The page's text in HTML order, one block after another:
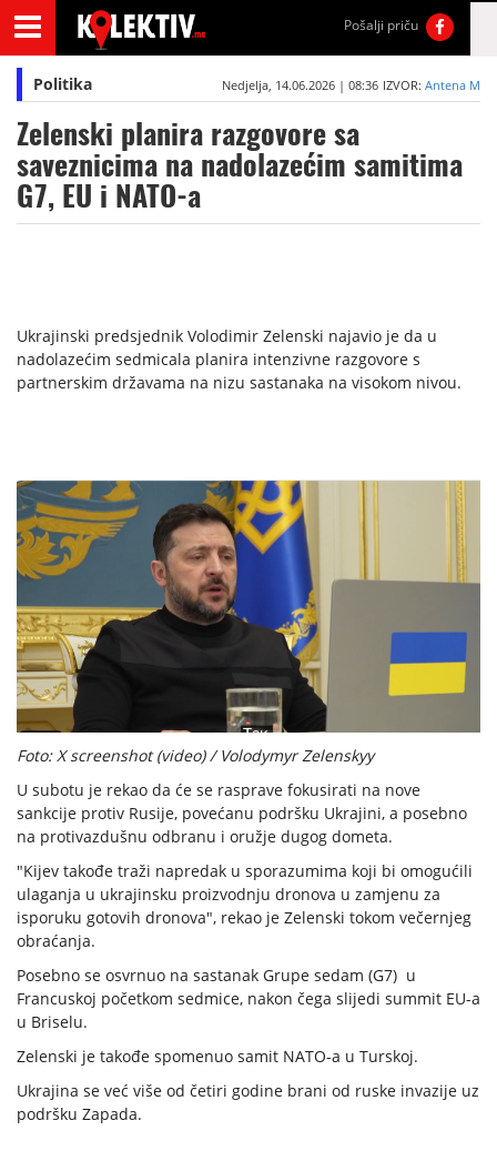
Pošalji priču
Politika Nedjelja, 14.06.2026 | 08:36 IZVOR: Antena M
Zelenski planira razgovore sa
saveznicima na nadolazećim samitima
G7, EU i NATO-a
Ukrajinski predsjednik Volodimir Zelenski najavio je da u
nadolazećim sedmicala planira intenzivne razgovore s
partnerskim državama na nizu sastanaka na visokom nivou.
Foto: X screenshot (video) / Volodymyr Zelenskyy
U subotu je rekao da će se rasprave fokusirati na nove
sankcije protiv Rusije, povećanu podršku Ukrajini, a posebno
na protivazdušnu odbranu i oružje dugog dometa.
"Kijev takođe traži napredak u sporazumima koji bi omogućili
ulaganja u ukrajinsku proizvodnju dronova u zamjenu za
isporuku gotovih dronova", rekao je Zelenski tokom večernjeg
obraćanja.
Posebno se osvrnuo na sastanak Grupe sedam (G7) u
Francuskoj početkom sedmice, nakon čega slijedi summit EU-a
u Briselu.
Zelenski je takođe spomenuo samit NATO-a u Turskoj.
Ukrajina se već više od četiri godine brani od ruske invazije uz
podršku Zapada.